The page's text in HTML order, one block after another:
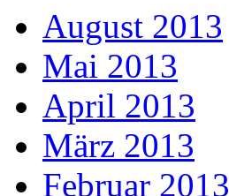
August 2013
Mai 2013
April 2013
März 2013
Februar 2013